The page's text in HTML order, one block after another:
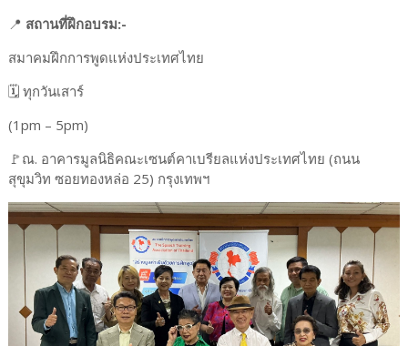
📍 สถานที่ฝึกอบรม:-
สมาคมฝึกการพูดแห่งประเทศไทย
🗓️ ทุกวันเสาร์
(1pm – 5pm)
🚩ณ. อาคารมูลนิธิคณะเซนต์คาเบรียลแห่งประเทศไทย (ถนน
สุขุมวิท ซอยทองหล่อ 25) กรุงเทพฯ